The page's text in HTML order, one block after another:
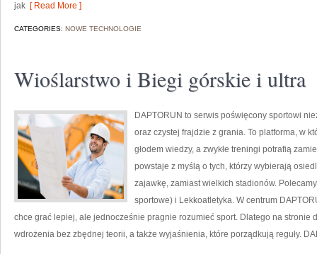
jak [ Read More ]
CATEGORIES: NOWE TECHNOLOGIE
Wioślarstwo i Biegi górskie i ultra
DAPTORUN to serwis poświęcony sportowi
oraz czystej frajdzie z grania. To platforma, w
głodem wiedzy, a zwykłe treningi potrafią
powstaje z myślą o tych, którzy wybierają
zajawkę, zamiast wielkich stadionów.
sportowe) i Lekkoatletyka. W centrum
chce grać lepiej, ale jednocześnie pragnie rozumieć sport. Dlatego na stronie
wdrożenia bez zbędnej teorii, a także wyjaśnienia, które porządkują reguły.